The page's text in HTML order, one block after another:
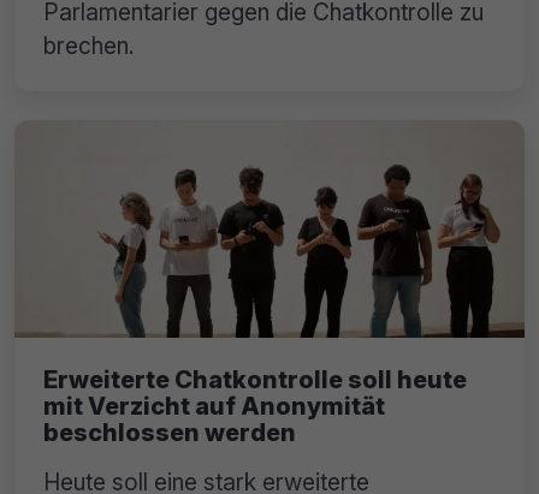
Parlamentarier gegen die Chatkontrolle zu
brechen.
Erweiterte Chatkontrolle soll heute
mit Verzicht auf Anonymität
beschlossen werden
Heute soll eine stark erweiterte